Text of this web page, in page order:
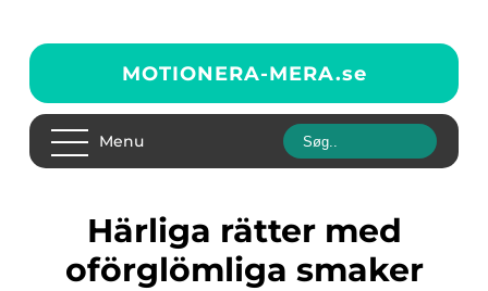
MOTIONERA-MERA.se
Menu
Härliga rätter med
oförglömliga smaker